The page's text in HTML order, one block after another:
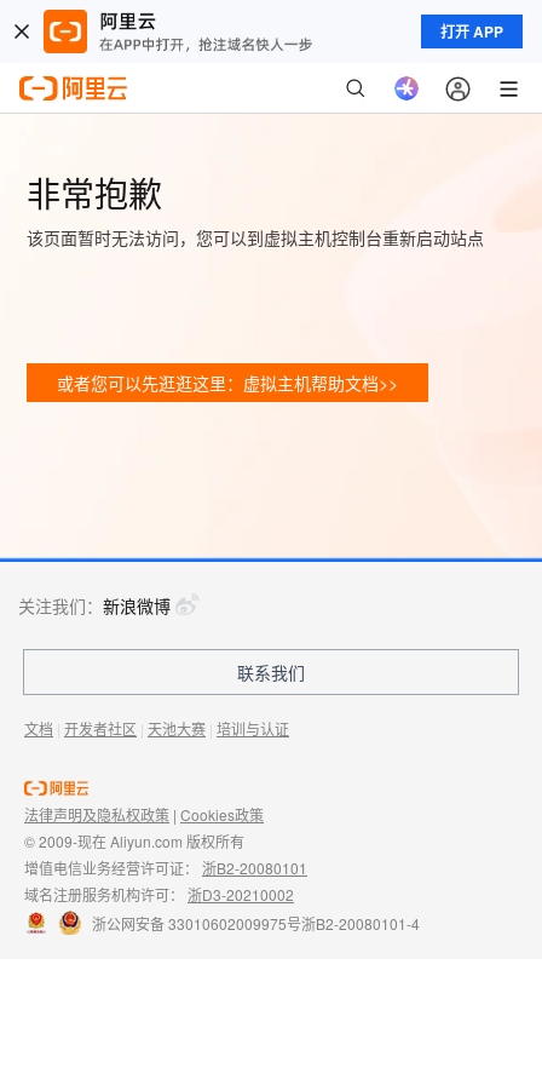
打开 APP
非常抱歉
该页面暂时无法访问，您可以到虚拟主机控制台重新启动站点
或者您可以先逛逛这里：虚拟主机帮助文档>>